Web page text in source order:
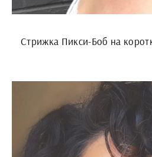
Стрижка Пикси-Боб на